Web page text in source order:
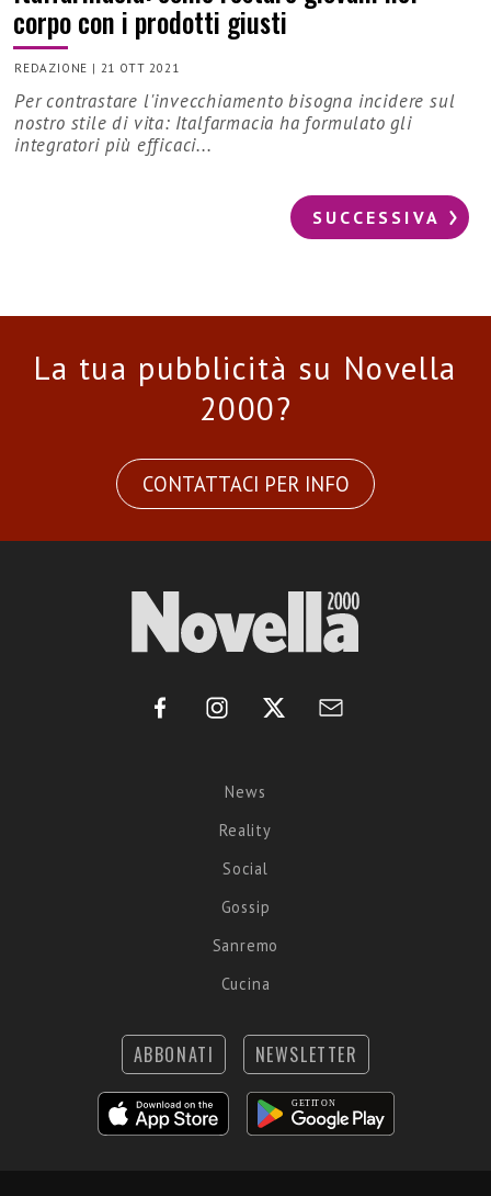
corpo con i prodotti giusti
REDAZIONE | 21 OTT 2021
Per contrastare l'invecchiamento bisogna incidere sul
nostro stile di vita: Italfarmacia ha formulato gli
integratori più efficaci...
SUCCESSIVA
La tua pubblicità su Novella
2000?
CONTATTACI PER INFO
News
Reality
Social
Gossip
Sanremo
Cucina
ABBONATI NEWSLETTER